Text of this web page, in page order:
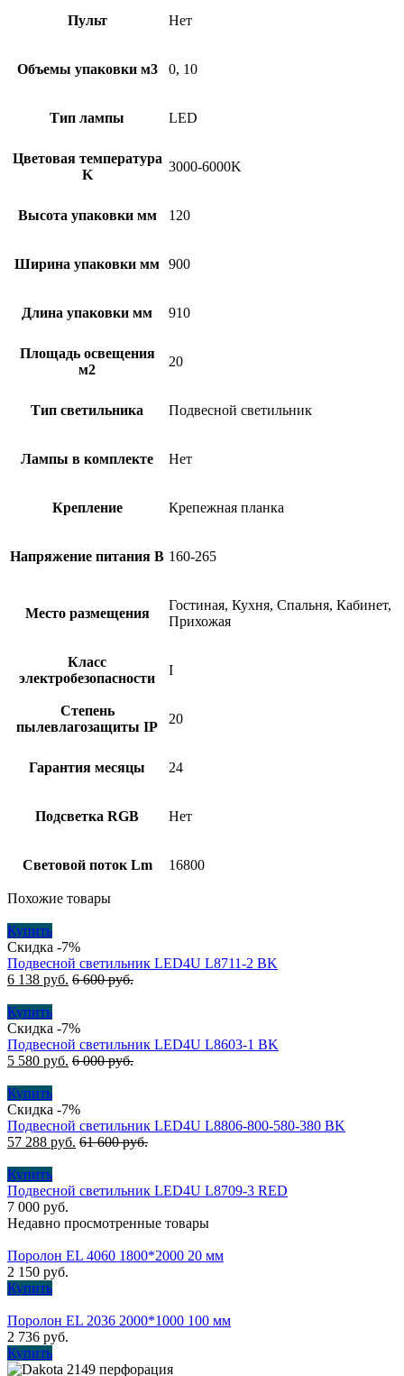
Пульт Нет
Объемы упаковки м3 0, 10
Тип лампы LED
Цветовая температура
K
3000-6000K
Высота упаковки мм 120
Ширина упаковки мм 900
Длина упаковки мм 910
Площадь освещения
м2
20
Тип светильника Подвесной светильник
Лампы в комплекте Нет
Крепление Крепежная планка
Напряжение питания В 160-265
Место размещения
Гостиная, Кухня, Спальня, Кабинет,
Прихожая
Класс
электробезопасности
I
Степень
пылевлагозащиты IP
20
Гарантия месяцы 24
Подсветка RGB Нет
Световой поток Lm 16800
Похожие товары
Купить
Скидка -7%
Подвесной светильник LED4U L8711-2 BK
6 138 руб. 6 600руб.
Купить
Скидка -7%
Подвесной светильник LED4U L8603-1 BK
5 580 руб. 6 000руб.
Купить
Скидка -7%
Подвесной светильник LED4U L8806-800-580-380 BK
57 288 руб. 61 600руб.
Купить
Подвесной светильник LED4U L8709-3 RED
7 000 руб.
Недавно просмотренные товары
Поролон EL 4060 1800*2000 20 мм
2 150 руб.
Купить
Поролон EL 2036 2000*1000 100 мм
2 736 руб.
Купить